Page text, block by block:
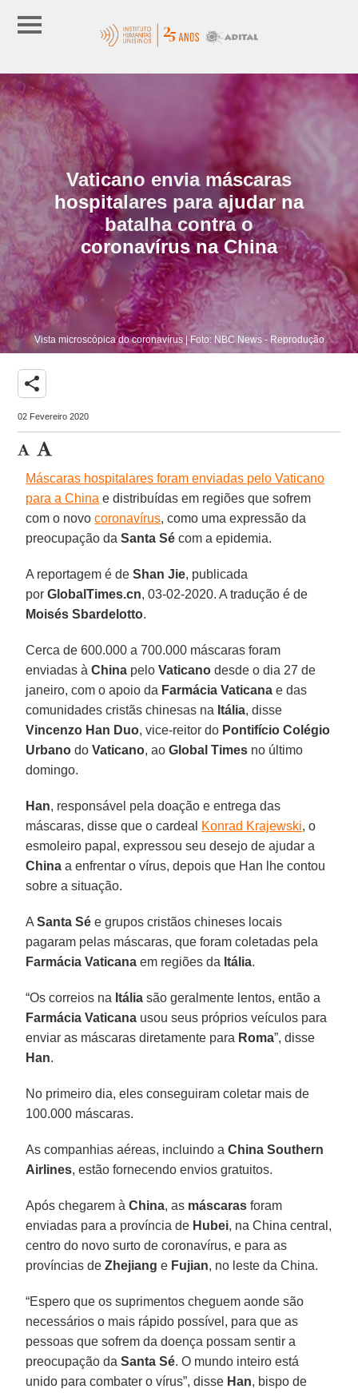
Vaticano envia máscaras
hospitalares para ajudar na
batalha contra o
coronavírus na China
Vista microscópica do coronavírus | Foto: NBC News - Reprodução
share
02 Fevereiro 2020
Máscaras hospitalares foram enviadas pelo Vaticano
para a China e distribuídas em regiões que sofrem
com o novocoronavírus, como uma expressão da
preocupação daSanta Sé com a epidemia.
A reportagem é deShan Jie, publicada
porGlobalTimes.cn, 03-02-2020. A tradução é de
Moisés Sbardelotto.
Cerca de 600.000 a 700.000 máscaras foram
enviadas àChina peloVaticano desde o dia 27 de
janeiro, com o apoio da Farmácia Vaticana e das
comunidades cristãs chinesas na Itália, disse
Vincenzo Han Duo, vice-reitor do Pontifício Colégio
Urbano doVaticano, aoGlobal Times no último
domingo.
Han, responsável pela doação e entrega das
máscaras, disse que o cardeal Konrad Krajewski, o
esmoleiro papal, expressou seu desejo de ajudar a
China a enfrentar o vírus, depois que Han lhe contou
sobre a situação.
ASanta Sé e grupos cristãos chineses locais
pagaram pelas máscaras, que foram coletadas pela
Farmácia Vaticana em regiões da Itália.
“Os correios na Itália são geralmente lentos, então a
Farmácia Vaticana usou seus próprios veículos para
enviar as máscaras diretamente para Roma”, disse
Han.
No primeiro dia, eles conseguiram coletar mais de
100.000 máscaras.
As companhias aéreas, incluindo aChina Southern
Airlines, estão fornecendo envios gratuitos.
Após chegarem àChina, as máscaras foram
enviadas para a província de Hubei, na China central,
centro do novo surto de coronavírus, e para as
províncias deZhejiang e Fujian, no leste da China.
“Espero que os suprimentos cheguem aonde são
necessários o mais rápido possível, para que as
pessoas que sofrem da doença possam sentir a
preocupação daSanta Sé. O mundo inteiro está
unido para combater o vírus”, disse Han, bispo de